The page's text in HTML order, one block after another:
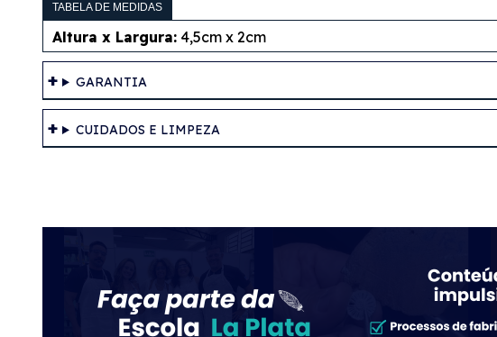
TABELA DE MEDIDAS
Altura x Largura: 4,5cm x 2cm
GARANTIA
CUIDADOS E LIMPEZA